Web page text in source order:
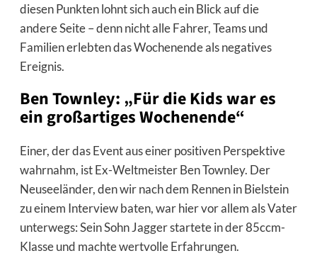
diesen Punkten lohnt sich auch ein Blick auf die
andere Seite – denn nicht alle Fahrer, Teams und
Familien erlebten das Wochenende als negatives
Ereignis.
Ben Townley: „Für die Kids war es
ein großartiges Wochenende“
Einer, der das Event aus einer positiven Perspektive
wahrnahm, ist Ex-Weltmeister Ben Townley. Der
Neuseeländer, den wir nach dem Rennen in Bielstein
zu einem Interview baten, war hier vor allem als Vater
unterwegs: Sein Sohn Jagger startete in der 85ccm-
Klasse und machte wertvolle Erfahrungen.